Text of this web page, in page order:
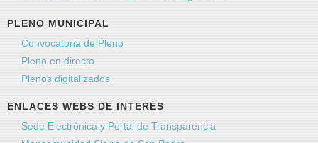
PLENO MUNICIPAL
Convocatoria de Pleno
Pleno en directo
Plenos digitalizados
ENLACES WEBS DE INTERÉS
Sede Electrónica y Portal de Transparencia